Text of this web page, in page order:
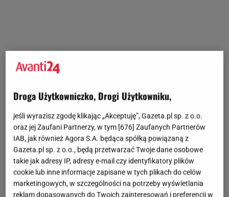
Droga Użytkowniczko, Drogi Użytkowniku,
jeśli wyrazisz zgodę klikając „Akceptuję”, Gazeta.pl sp. z o.o.
oraz jej Zaufani Partnerzy, w tym [676] Zaufanych Partnerów
IAB, jak również Agora S.A. będąca spółką powiązaną z
Gazeta.pl sp. z o.o., będą przetwarzać Twoje dane osobowe
takie jak adresy IP, adresy e-mail czy identyfikatory plików
cookie lub inne informacje zapisane w tych plikach do celów
marketingowych, w szczególności na potrzeby wyświetlania
reklam dopasowanych do Twoich zainteresowań i preferencji w